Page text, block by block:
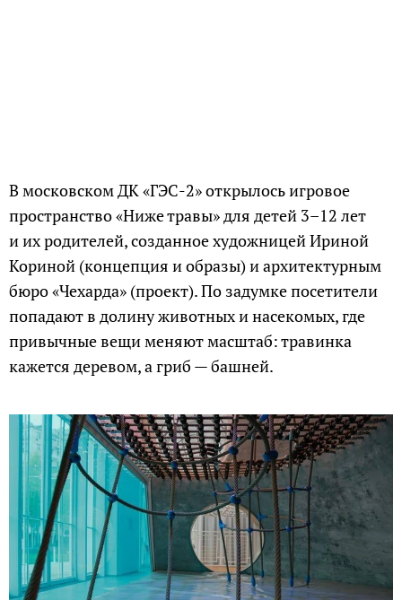
В московском ДК «ГЭС-2» открылось игровое
пространство «Ниже травы» для детей 3–12 лет
и их родителей, созданное художницей Ириной
Кориной (концепция и образы) и архитектурным
бюро «Чехарда» (проект). По задумке посетители
попадают в долину животных и насекомых, где
привычные вещи меняют масштаб: травинка
кажется деревом, а гриб — башней.